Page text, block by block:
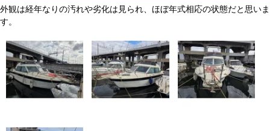
外観は経年なりの汚れや劣化は見られ、ほぼ年式相応の状態だと思いま
す。